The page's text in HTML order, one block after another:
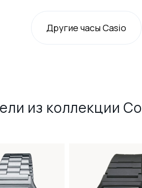
Другие часы Casio
из коллекции